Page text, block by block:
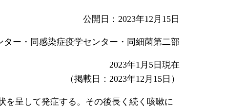
公開日：2023年12月15日
ー・同感染症疫学センター・同細菌第二部
2023年1月5日現在
（掲載日：2023年12月15日）
を呈して発症する。その後長く続く咳嗽に